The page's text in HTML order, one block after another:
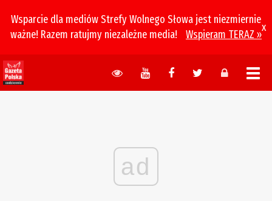
Wsparcie dla mediów Strefy Wolnego Słowa jest niezmiernie
ważne! Razem ratujmy niezależne media!
Wspieram TERAZ »
x
ad